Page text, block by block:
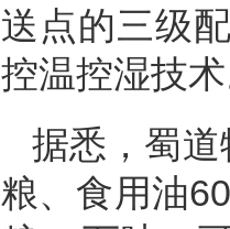
送点的三级
控温控湿技
据悉，蜀
粮、食用油